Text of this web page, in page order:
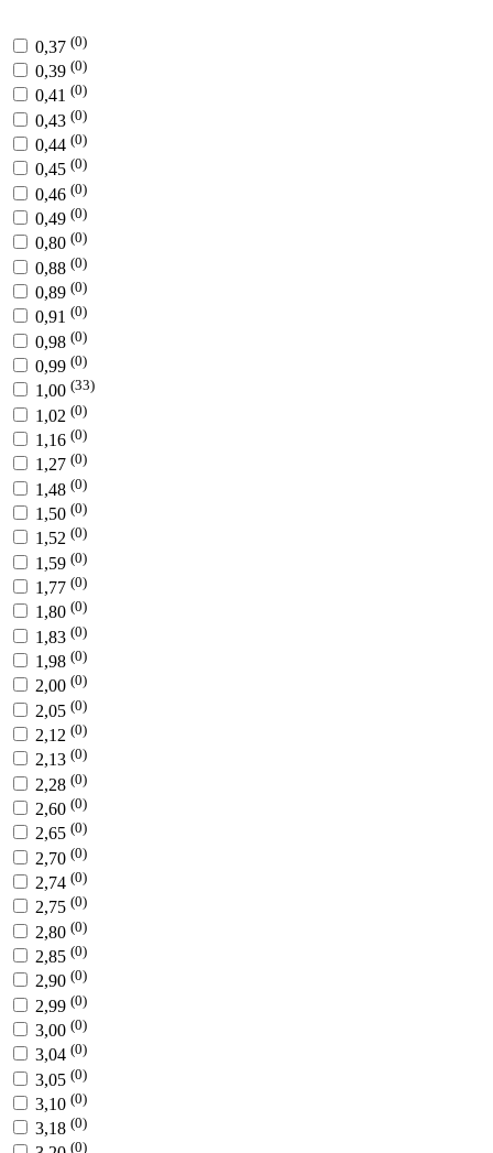
0,37 (0)
0,39 (0)
0,41 (0)
0,43 (0)
0,44 (0)
0,45 (0)
0,46 (0)
0,49 (0)
0,80 (0)
0,88 (0)
0,89 (0)
0,91 (0)
0,98 (0)
0,99 (0)
1,00 (33)
1,02 (0)
1,16 (0)
1,27 (0)
1,48 (0)
1,50 (0)
1,52 (0)
1,59 (0)
1,77 (0)
1,80 (0)
1,83 (0)
1,98 (0)
2,00 (0)
2,05 (0)
2,12 (0)
2,13 (0)
2,28 (0)
2,60 (0)
2,65 (0)
2,70 (0)
2,74 (0)
2,75 (0)
2,80 (0)
2,85 (0)
2,90 (0)
2,99 (0)
3,00 (0)
3,04 (0)
3,05 (0)
3,10 (0)
3,18 (0)
(0)